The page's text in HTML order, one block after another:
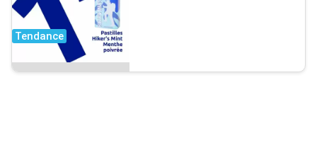
Tendance